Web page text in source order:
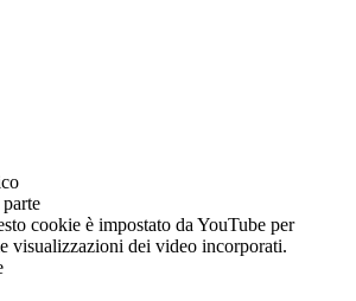
cookie è impostato da YouTube per
visualizzazioni dei video incorporati.